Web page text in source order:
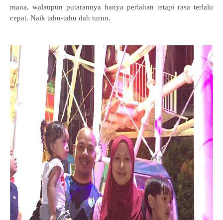
mana, walaupun putarannya hanya perlahan tetapi rasa terlalu
cepat. Naik tahu-tahu dah turun.